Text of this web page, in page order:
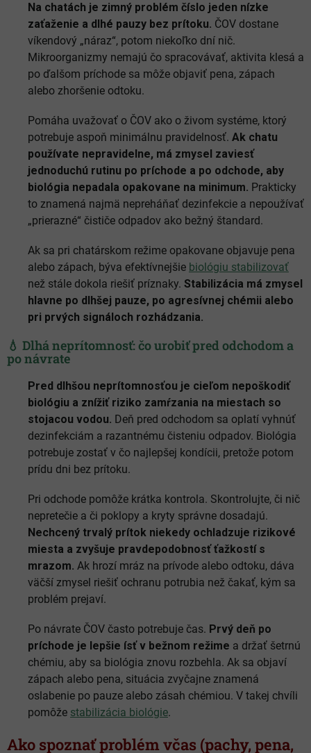
Na chatách je zimný problém číslo jeden nízke
zaťaženie a dlhé pauzy bez prítoku. ČOV dostane
víkendový „náraz“, potom niekoľko dní nič.
Mikroorganizmy nemajú čo spracovávať, aktivita klesá a
po ďalšom príchode sa môže objaviť pena, zápach
alebo zhoršenie odtoku.
Pomáha uvažovať o ČOV ako o živom systéme, ktorý
potrebuje aspoň minimálnu pravidelnosť. Ak chatu
používate nepravidelne, má zmysel zaviesť
jednoduchú rutinu po príchode a po odchode, aby
biológia nepadala opakovane na minimum. Prakticky
to znamená najmä nepreháňať dezinfekcie a nepoužívať
„prierazné“ čističe odpadov ako bežný štandard.
Ak sa pri chatárskom režime opakovane objavuje pena
alebo zápach, býva efektívnejšie biológiu stabilizovať
než stále dokola riešiť príznaky. Stabilizácia má zmysel
hlavne po dlhšej pauze, po agresívnej chémii alebo
pri prvých signáloch rozhádzania.
💧 Dlhá neprítomnosť: čo urobiť pred odchodom a
po návrate
Pred dlhšou neprítomnosťou je cieľom nepoškodiť
biológiu a znížiť riziko zamŕzania na miestach so
stojacou vodou. Deň pred odchodom sa oplatí vyhnúť
dezinfekciám a razantnému čisteniu odpadov. Biológia
potrebuje zostať v čo najlepšej kondícii, pretože potom
prídu dni bez prítoku.
Pri odchode pomôže krátka kontrola. Skontrolujte, či nič
nepretečie a či poklopy a kryty správne dosadajú.
Nechcený trvalý prítok niekedy ochladzuje rizikové
miesta a zvyšuje pravdepodobnosť ťažkostí s
mrazom. Ak hrozí mráz na prívode alebo odtoku, dáva
väčší zmysel riešiť ochranu potrubia než čakať, kým sa
problém prejaví.
Po návrate ČOV často potrebuje čas. Prvý deň po
príchode je lepšie ísť v bežnom režime a držať šetrnú
chémiu, aby sa biológia znovu rozbehla. Ak sa objaví
zápach alebo pena, situácia zvyčajne znamená
oslabenie po pauze alebo zásah chémiou. V takej chvíli
pomôže stabilizácia biológie.
Ako spoznať problém včas (pachy, pena,